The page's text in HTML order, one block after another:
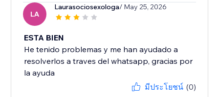
LA
Laurasociosexologa/ May 25, 2026
ESTA BIEN
He tenido problemas y me han ayudado a
resolverlos a traves del whatsapp, gracias por
la ayuda
มีประโยชน์ (0)